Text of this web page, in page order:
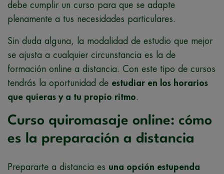
debe cumplir un curso para que se adapte
plenamente a tus necesidades particulares.
Sin duda alguna, la modalidad de estudio que mejor
se ajusta a cualquier circunstancia es la de
formación online a distancia. Con este tipo de cursos
tendrás la oportunidad de estudiar en los horarios
que quieras y a tu propio ritmo.
Curso quiromasaje online: cómo
es la preparación a distancia
Prepararte a distancia es una opción estupenda